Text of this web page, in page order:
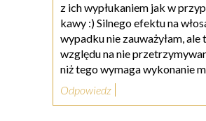
z ich wypłukaniem jak w
kawy :) Silnego efektu na
wypadku nie zauważyłam, ale
względu na nie
niż tego wymaga wykonanie
Odpowiedz